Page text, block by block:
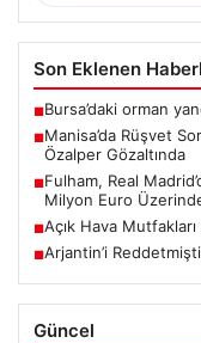
Son Eklenen
■Bursa’daki orman
■Manisa’da Rüşvet
Özalper Gözaltında
■Fulham, Real
Milyon Euro
■Açık Hava
■Arjantin’i
Güncel